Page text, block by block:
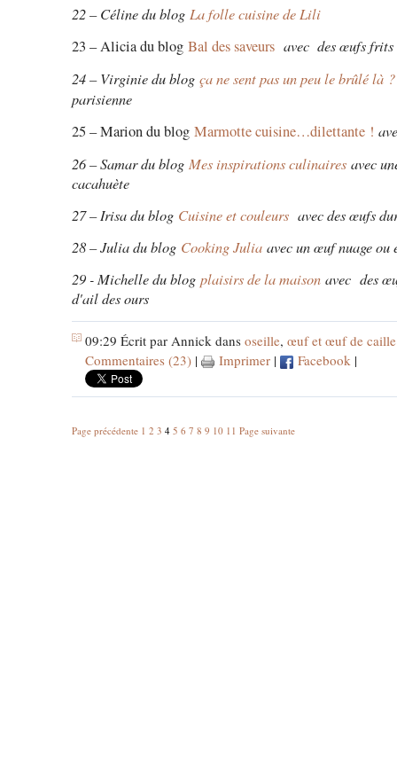
22 – Céline du blog La folle cuisine de Lili
23 – Alicia du blog Bal des saveurs avec des œufs frits
24 – Virginie du blog ça ne sent pas un peu le brûlé là ?
parisienne
25 – Marion du blog Marmotte cuisine…dilettante !
26 – Samar du blog Mes inspirations culinaires avec
cacahuète
27 – Irisa du blog Cuisine et couleurs avec des œufs
28 – Julia du blog Cooking Julia avec un œuf nuage ou
29 - Michelle du blog plaisirs de la maison avec des
d'ail des ours
09:29 Écrit par Annick dans oseille, œuf et œuf de caille
Commentaires (23) | Imprimer | Facebook |
Page précédente 1 2 3 4 5 6 7 8 9 10 11 Page suivante